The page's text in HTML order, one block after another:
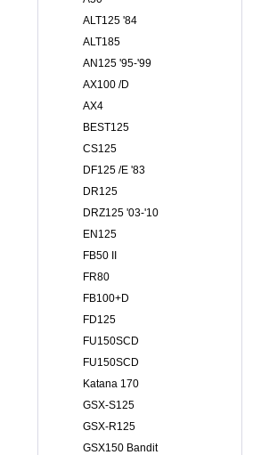
ALT125 '84
ALT185
AN125 '95-'99
AX100 /D
AX4
BEST125
CS125
DF125 /E '83
DR125
DRZ125 '03-'10
EN125
FB50 II
FR80
FB100+D
FD125
FU150SCD
FU150SCD
Katana 170
GSX-S125
GSX-R125
GSX150 Bandit